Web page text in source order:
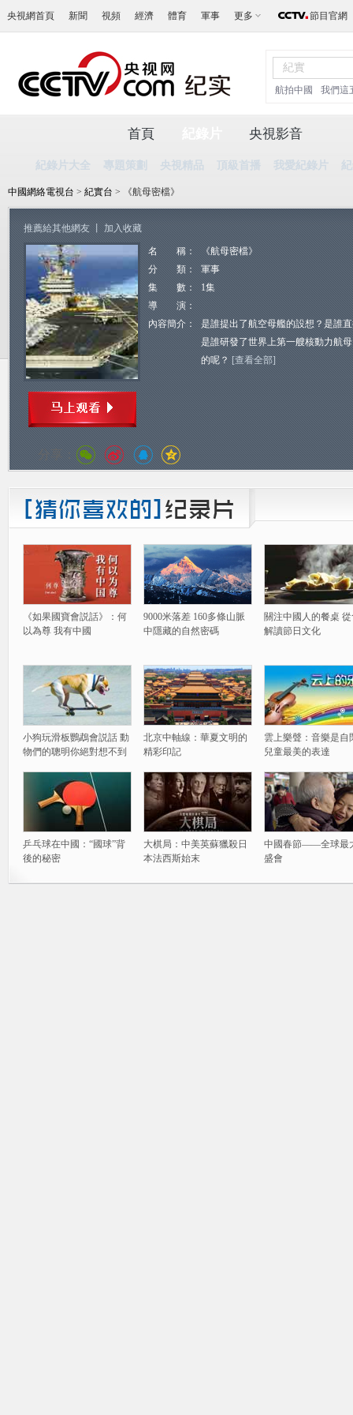
央視網首頁 新聞 視頻 經濟 體育 軍事 更多 節目官網
航拍中國 我們這
首頁
紀錄片大全 專題策劃 央視精品 頂級首播 我愛紀錄片
央視影音
中國網絡電視台 > 紀實台 > 《航母密檔》
推薦給其他網友 加入收藏
名 稱：
《航母密檔》
分 類：
軍事
集 數：
1集
導 演：
內容簡介：
是誰提出了航空母艦的設想？是誰
是誰研發了世界上第一艘核動力航
的呢？ [查看全部]
分享：
《如果國寶會説話》：何
以為尊 我有中國
9000米落差 160多條山脈
中隱藏的自然密碼
關注中國人的餐桌
解讀節日文化
小狗玩滑板鸚鵡會説話 動
物們的聰明你絕對想不到
北京中軸線：華夏文明的
精彩印記
雲上樂聲：音樂是自
兒童最美的表達
乒乓球在中國：“國球”背
後的秘密
大棋局：中美英蘇獵殺日
本法西斯始末
中國春節——全球最
盛會